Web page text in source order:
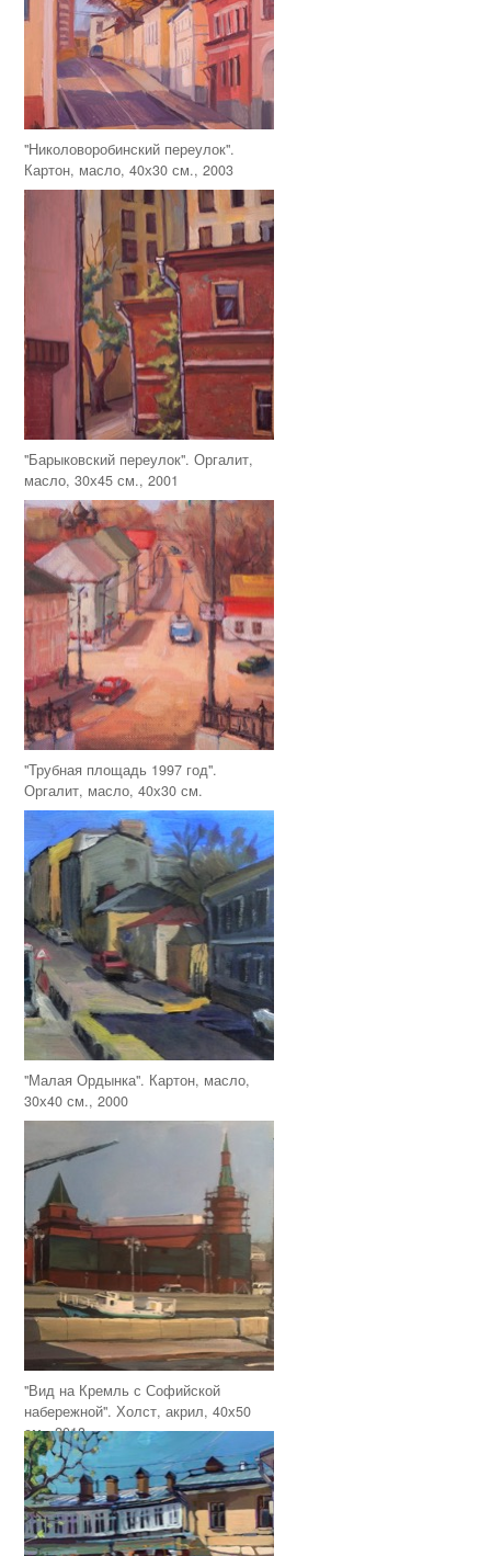
"Николоворобинский переулок".
Картон, масло, 40х30 см., 2003
"Барыковский переулок". Оргалит,
масло, 30х45 см., 2001
"Трубная площадь 1997 год".
Оргалит, масло, 40х30 см.
"Малая Ордынка". Картон, масло,
30х40 см., 2000
"Вид на Кремль с Софийской
набережной". Холст, акрил, 40х50
см., 2018